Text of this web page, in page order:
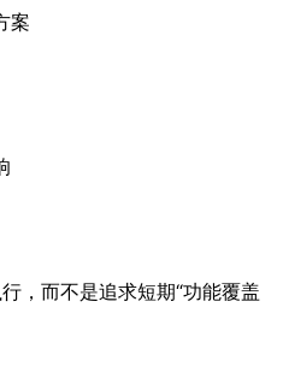
案
，而不是追求短期“功能覆盖